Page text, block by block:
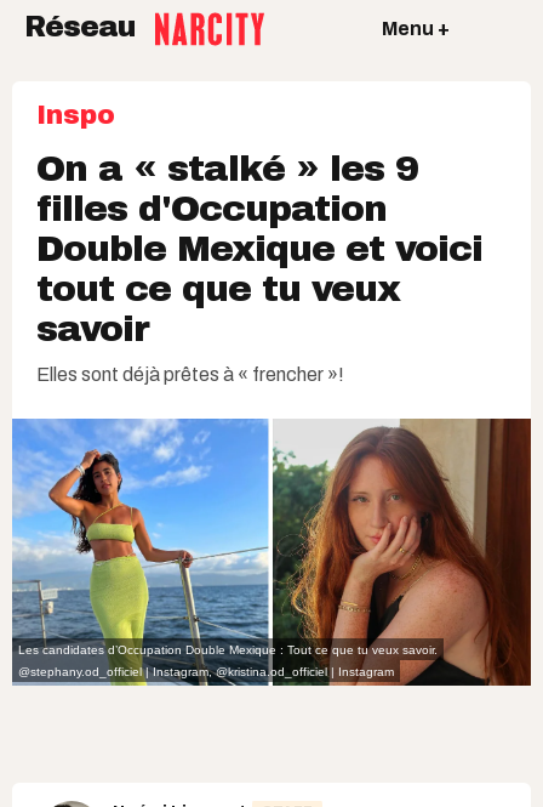
Réseau Menu +
Inspo
On a « stalké » les 9
filles d'Occupation
Double Mexique et voici
tout ce que tu veux
savoir
Elles sont déjà prêtes à « frencher »!
Les candidates d’Occupation Double Mexique : Tout ce que tu veux savoir.
@stephany.od_officiel | Instagram,@kristina.od_officiel | Instagram